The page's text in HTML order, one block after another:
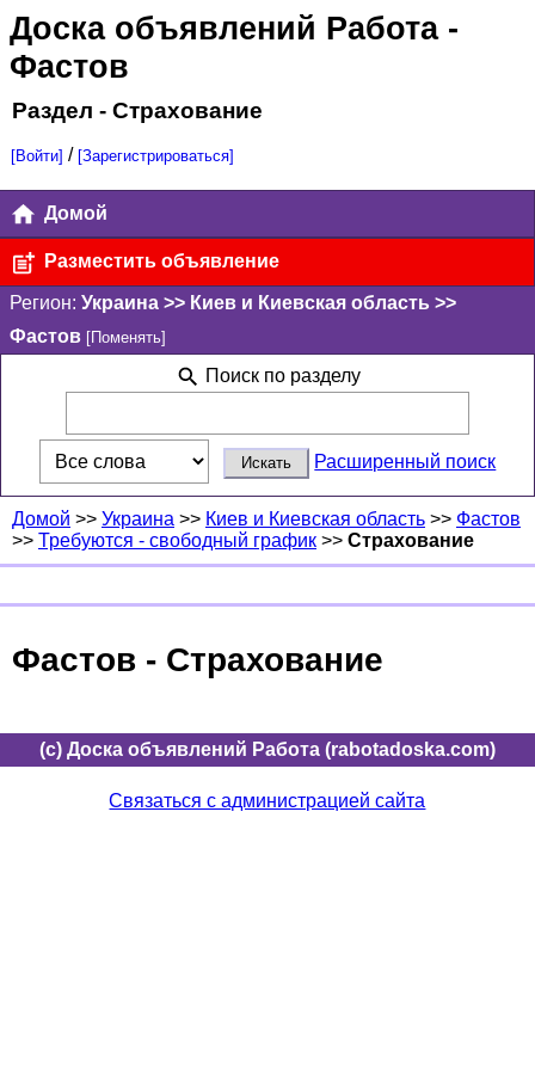
Доска объявлений Работа-
Фастов
Раздел - Страхование
[Войти] / [Зарегистрироваться]
Домой
Разместить объявление
Регион: Украина >> Киев и Киевская область >>
Фастов [Поменять]
Поиск по разделу
Расширенный поиск
Домой >> Украина >> Киев и Киевская область >> Фастов
>> Требуются - свободный график >> Страхование
Фастов - Страхование
(c) Доска объявлений Работа (rabotadoska.com)
Связаться с администрацией сайта